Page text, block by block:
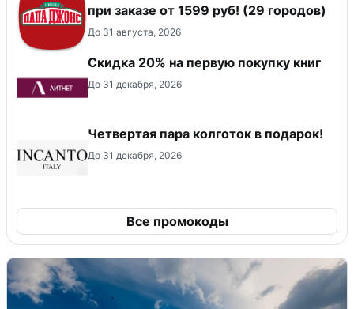
при заказе от 1599 руб! (29 городов)
До 31 августа, 2026
Скидка 20% на первую покупку книг
До 31 декабря, 2026
Четвертая пара колготок в подарок!
До 31 декабря, 2026
Все промокоды